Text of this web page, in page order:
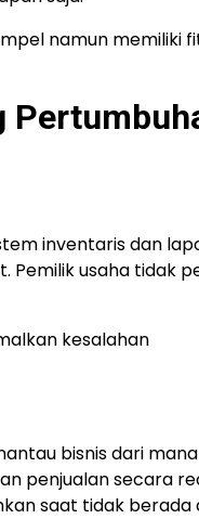
namun memiliki
inventaris dan
Pemilik usaha tidak
kesalahan
bisnis dari mana
penjualan secara
saat tidak berada